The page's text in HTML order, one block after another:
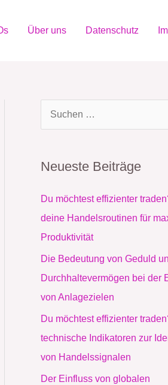
Über uns Datenschutz
e
n
n
Neueste Beiträge
Du möchtest effizienter
deine Handelsroutinen für
Produktivität
Die Bedeutung von Geduld
Durchhaltevermögen bei der
von Anlagezielen
Du möchtest effizienter
technische Indikatoren zur
von Handelssignalen
Der Einfluss von globalen